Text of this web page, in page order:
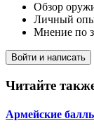
Обзор
Личный
Мнение по
Войти и написать
Читайте
Армейские